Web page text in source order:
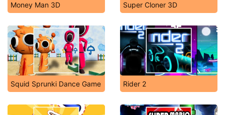
Money Man 3D Super Cloner 3D
Squid Sprunki Dance Game Rider 2